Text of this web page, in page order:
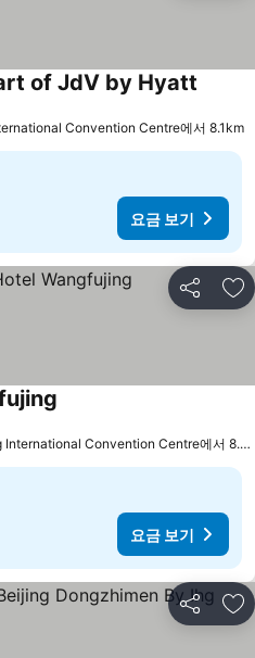
of JdV by Hyatt
Convention Centre에서 8.1km
요금 보기
공유 즐
International Convention Centre에서
요금 보기
공유 즐